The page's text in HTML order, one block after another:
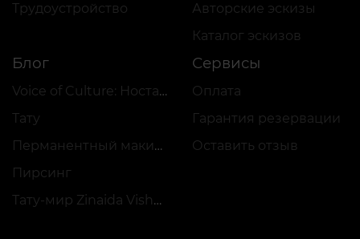
Трудоустройство
Авторские эскизы
Каталог эскизов
Блог
Voice of Culture: Ностальгия по 2000-м
Тату
Перманентный макияж
Пирсинг
Тату-мир Zinaida Vishenka
Сервисы
Оплата
Гарантия резервации
Оставить отзыв